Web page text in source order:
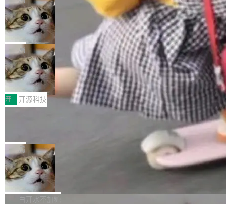
现实 过去两年，CIO们的焦虑清单上多了两项：
一是如何让大模型和智能体应用安全地从PoC走
向生产，二是如何让测试团队跟得上AI应用...
设置，如果用布尔值 + 可空字段来表示——bool
ean 表示是否可切换，nullable 的默认模式、浅
色方案、深色方案——会产生大量无意义的组
合。方案缺了、配置冲突了、全 null 了。要知道
哪些组合有效，作者说，你得靠"文档、校验、或
者部落知识"。 换个写法。Rust 的 enum，两个
变体：Switchable...
个"AI 知识库 + 聊天机器人"——每个大厂都在
做，没什么新鲜的。 但 Kenton Varda 在 Twitte
r 上把事情说清楚了： 今天我们发布了 Cloudfla
re OS，一个带连接器的聊天机器人，跟其他所
有科技公司做的一样。只不过，实际上它不一
样。这是 Sandstorm.io 的重制版，我十年前的
那个创业公司。不同的是，这次它构建在 Cloudf
lare Workers 上——我花了九年时间搭建的平台
——并且深度集成了 AI。这基本上是我十年秘密
Deno 团队开源 Celld，可自托管的分
布式 Durable Objects
Ryan Dahl 领导的 Deno 团队推出了最新开源项
目 Celld，一个能在自己机器上运行 Cloudflare
Workers 和 Durable Objects 的守护进程。 设
计思路很直接：每个对象是一个独立的 SQLite
数据库，按名称寻址，复制到你自己的 S3 兼容
存储库里。节点之间只通过这个存储库协调——
没有控制平面，没有共识协议。每个对象自带一
个小型数据库，应用天然按分片构建，单个数据
库的竞争和爆炸半径问题在设计层面就被消除
了。 闲置的 cell 会休眠到几乎不占资源。当 cel
l 迁移或唤醒时，新宿主从 S3 恢复 SQLite 数据
库继续执行。存储库是持久化的唯一真相...
局
鲁大师7月新机性能/流畅/AI榜：vivo夺
性能、流畅双第一，三星Galaxy Z系列
新折叠缺席
2026年7月的手机市场，由于存储等硬件成本暴
增，手机厂商的日子也不好过啊，新机速度明显
放缓，因此硝烟味淡了许多。新机参数规格除开
高价的三星折叠（三星Galaxy Z Fold8 Ultra / Z
Fold8 / Z Flip8）外，其余要么是中低端机器，
例如iQOO Z11i、REDMI Note 17、REDMI No
te 17 Pro、OPPO K15，要么是vivo X300 E这
样的次旗舰。 Galaxy Z Fold8 Ultra / Z Fold8 /
Z Flip8三款折叠屏新机均在7月22日发布，且全
部搭载骁龙8 Elite Gen5 for Galaxy，它们本该
开 开源科技
Zed 编辑器团队发布了新项目——DeltaDB，一
个在 git commit 之间记录每一次编辑操作的版
本控制系统。目前处于 Early Access 阶段。 De
ltaDB 的核心思路直接写在 landing page 最显
眼的位置：「Software is made between com
mits」——软件是在 commit 之间写出来的。git
局
SpaceXAI 单季资本开支达 183 亿美元
根据风险投资人Tomer Tunguz 博客（VC 分
析）披露的最新分析与第二季度业绩报告，Spac
白开水不加糖